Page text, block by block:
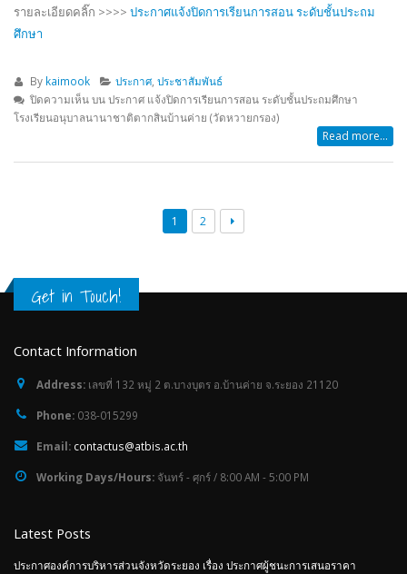
รายละเอียดคลิ๊ก >>>> ประกาศแจ้งปิดการเรียนการสอน ระดับชั้นประถม
ศึกษา
By kaimook ประกาศ ,ประชาสัมพันธ์
ปิดความเห็นบน ประกาศ แจ้งปิดการเรียนการสอน ระดับชั้นประถมศึกษา
โรงเรียนอนุบาลนานาชาติตากสินบ้านค่าย (วัดหวายกรอง)
Read more...
1 2
Get in Touch!
Contact Information
Address: เลขที่ 132 หมู่ 2 ต.บางบุตร อ.บ้านค่าย จ.ระยอง 21120
Phone: 038-015299
Email: contactus@atbis.ac.th
Working Days/Hours: จันทร์ - ศุกร์ / 8:00 AM - 5:00 PM
Latest Posts
ประกาศองค์การบริหารส่วนจังหวัดระยอง เรื่อง ประกาศผู้ชนะการเสนอราคา